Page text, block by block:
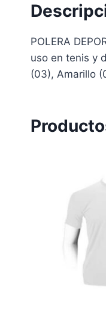
POLERA
uso en tenis y
(03), Amarillo